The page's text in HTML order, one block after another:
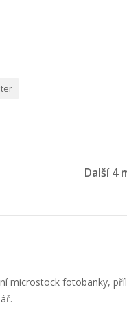
Další 4
microstock fotobanky,